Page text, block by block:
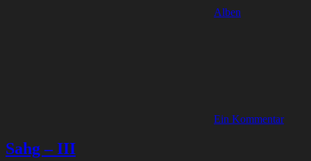
Alben
Ein Kommentar
Sahg – III